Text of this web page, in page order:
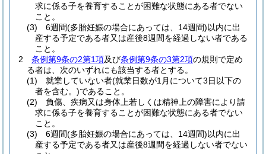
求に係る子を養育することが困難な状態にある者でない
こと。
(3)
6週間(多胎妊娠の場合にあっては、14週間)以内に出
産する予定である者又は産後8週間を経過しない者である
こと。
2
条例第9条の2第1項及び条例第9条の3第2項の規則で定め
る者は、次のいずれにも該当する者とする。
(1)
就業していない者(就業日数が1月について3日以下の
者を含む。)であること。
(2)
負傷、疾病又は身体上若しくは精神上の障害により請
求に係る子を養育することが困難な状態にある者でない
こと。
(3)
6週間(多胎妊娠の場合にあっては、14週間)以内に出
産する予定である者又は産後8週間を経過しない者でない